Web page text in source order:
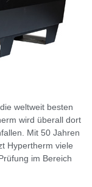
weltweit besten
wird überall dort
Mit 50 Jahren
Hypertherm viele
im Bereich